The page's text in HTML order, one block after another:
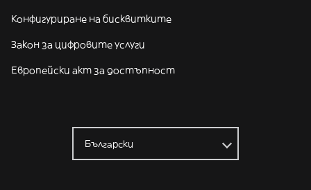
Конфигуриране на бисквитките
Закон за цифровите услуги
Европейски акт за достъпност